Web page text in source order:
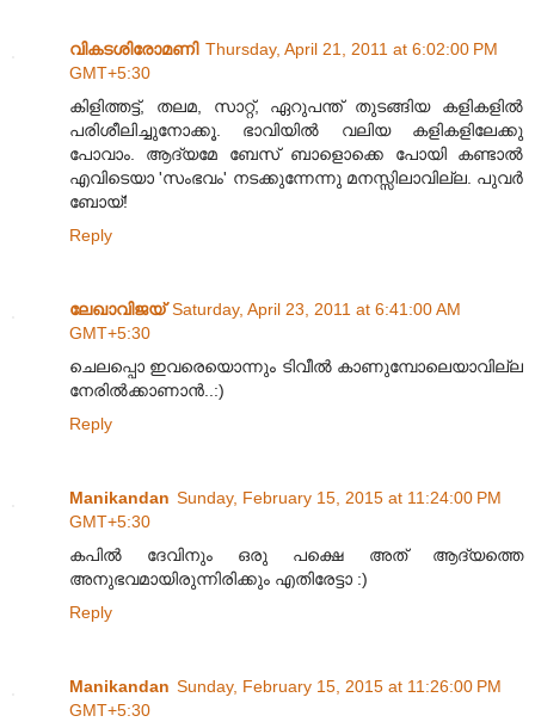
വികടശിരോമണി Thursday, April 21, 2011 at 6:02:00 PM
GMT+5:30
കിളിത്തട്ട്, തലമ, സാറ്റ്, ഏറുപന്ത് തുടങ്ങിയ കളികളിൽ
പരിശീലിച്ചുനോക്കൂ. ഭാവിയിൽ വലിയ കളികളിലേക്കു
പോവാം. ആദ്യമേ ബേസ് ബാളൊക്കെ പോയി കണ്ടാൽ
എവിടെയാ 'സംഭവം' നടക്കുന്നേന്നു മനസ്സിലാവില്ല. പുവർ
ബോയ്!
Reply
ലേഖാവിജയ് Saturday, April 23, 2011 at 6:41:00 AM
GMT+5:30
ചെലപ്പൊ ഇവരെയൊന്നും ടിവീൽ കാണുമ്പോലെയാവില്ല
നേരിൽക്കാണാൻ..:)
Reply
Manikandan Sunday, February 15, 2015 at 11:24:00 PM
GMT+5:30
കപിൽ ദേവിനും ഒരു പക്ഷെ അത് ആദ്യത്തെ
അനുഭവമായിരുന്നിരിക്കും എതിരേട്ടാ :)
Reply
Manikandan Sunday, February 15, 2015 at 11:26:00 PM
GMT+5:30